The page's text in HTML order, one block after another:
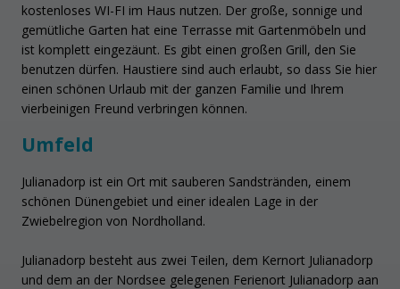
kostenloses WI-FI im Haus nutzen. Der große, sonnige und
gemütliche Garten hat eine Terrasse mit Gartenmöbeln und
ist komplett eingezäunt. Es gibt einen großen Grill, den Sie
benutzen dürfen. Haustiere sind auch erlaubt, so dass Sie hier
einen schönen Urlaub mit der ganzen Familie und Ihrem
vierbeinigen Freund verbringen können.
Umfeld
Julianadorp ist ein Ort mit sauberen Sandstränden, einem
schönen Dünengebiet und einer idealen Lage in der
Zwiebelregion von Nordholland.
Julianadorp besteht aus zwei Teilen, dem Kernort Julianadorp
und dem an der Nordsee gelegenen Ferienort Julianadorp aan